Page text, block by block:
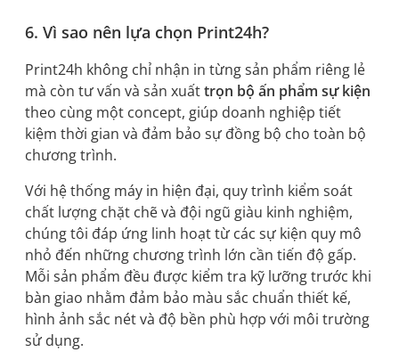
6. Vì sao nên lựa chọn Print24h?
Print24h không chỉ nhận in từng sản phẩm riêng lẻ
mà còn tư vấn và sản xuấttrọn bộ ấn phẩm sự kiện
theo cùng một concept, giúp doanh nghiệp tiết
kiệm thời gian và đảm bảo sự đồng bộ cho toàn bộ
chương trình.
Với hệ thống máy in hiện đại, quy trình kiểm soát
chất lượng chặt chẽ và đội ngũ giàu kinh nghiệm,
chúng tôi đáp ứng linh hoạt từ các sự kiện quy mô
nhỏ đến những chương trình lớn cần tiến độ gấp.
Mỗi sản phẩm đều được kiểm tra kỹ lưỡng trước khi
bàn giao nhằm đảm bảo màu sắc chuẩn thiết kế,
hình ảnh sắc nét và độ bền phù hợp với môi trường
sử dụng.